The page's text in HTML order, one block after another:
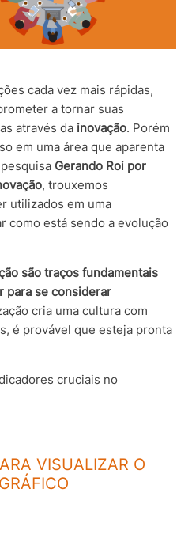
cada vez mais rápidas,
a tornar suas
através da inovação. Porém
em uma área que aparenta
Gerando Roi por
, trouxemos
utilizados em uma
como está sendo a evolução
são traços fundamentais
para se considerar
cria uma cultura com
é provável que esteja pronta
cruciais no
VISUALIZAR O